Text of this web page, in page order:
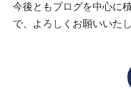
今後ともブログを中心に
で、よろしくお願いいたし